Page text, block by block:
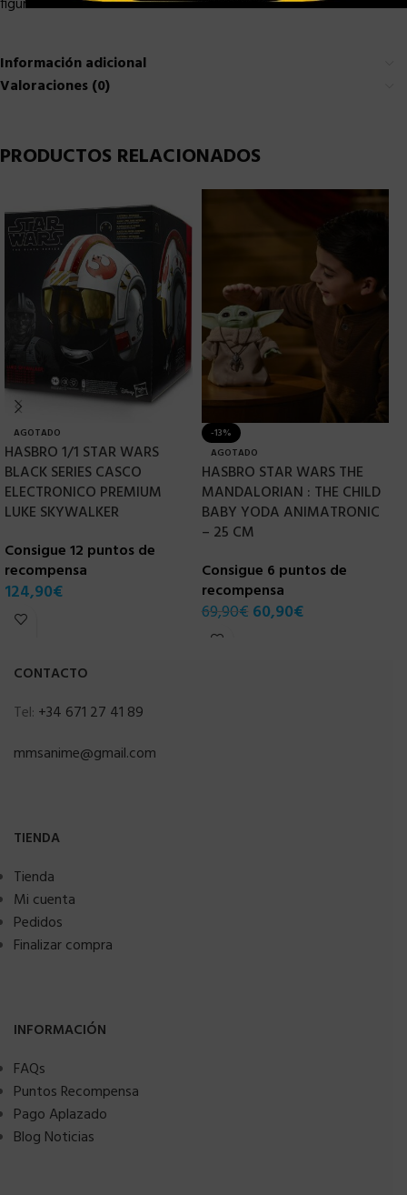
figura adicional.
Información adicional
Valoraciones (0)
PRODUCTOS RELACIONADOS
AGOTADO
HASBRO 1/1 STAR WARS
BLACK SERIES CASCO
ELECTRONICO PREMIUM
LUKE SKYWALKER
Consigue 12 puntos de
recompensa
124,90€
-13%
AGOTADO
HASBRO STAR WARS THE
MANDALORIAN : THE CHILD
BABY YODA ANIMATRONIC
– 25 CM
Consigue 6 puntos de
recompensa
69,90€ 60,90€
CONTACTO
Tel: +34 671 27 41 89
mmsanime@gmail.com
TIENDA
Tienda
Mi cuenta
Pedidos
Finalizar compra
INFORMACIÓN
FAQs
Puntos Recompensa
Pago Aplazado
Blog Noticias